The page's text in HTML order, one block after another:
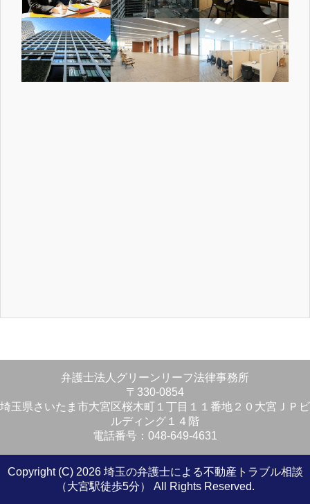
弁護士法人グリーンリーフ法律事務所
〒330-0854
埼玉県さいたま市大宮区桜木町１丁目１１番地２０大宮ＪＰビ
ルディング１４階
電話番号：048-649-4631
Copyright (C) 2026 埼玉の弁護士による不動産トラブル相談
（大宮駅徒歩5分） All Rights Reserved.